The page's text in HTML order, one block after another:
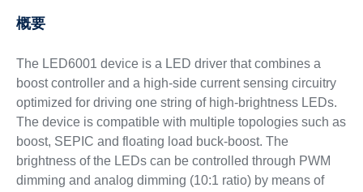
概要
The LED6001 device is a LED driver that combines a
boost controller and a high-side current sensing circuitry
optimized for driving one string of high-brightness LEDs.
The device is compatible with multiple topologies such as
boost, SEPIC and floating load buck-boost. The
brightness of the LEDs can be controlled through PWM
dimming and analog dimming (10:1 ratio) by means of